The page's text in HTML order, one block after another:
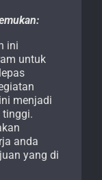
ini
untuk
menjadi
tinggi.
anda
yang di